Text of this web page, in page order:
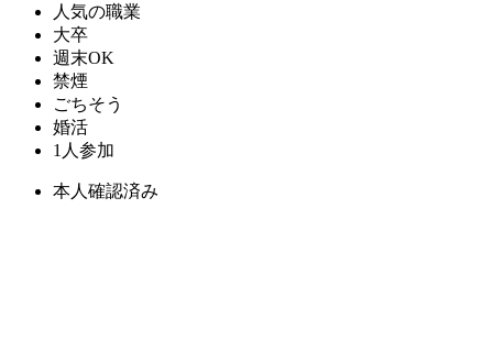
人気の職業
大卒
週末OK
禁煙
ごちそう
婚活
1人参加
本人確認済み